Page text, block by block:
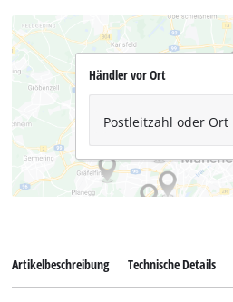
Händler vor Ort
Postleitzahl oder Ort
Artikelbeschreibung Technische Details